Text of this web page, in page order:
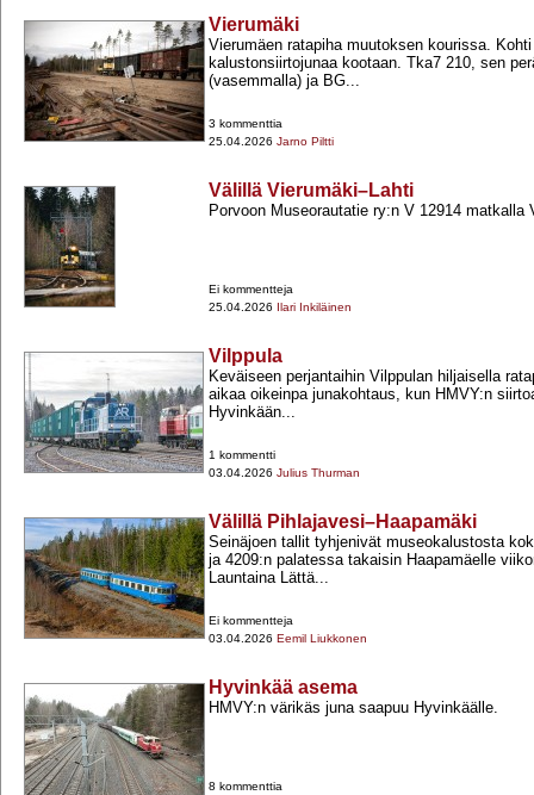
Vierumäki
Vierumäen ratapiha muutoksen kourissa.
kalustonsiirtojunaa kootaan. Tka7 210, sen
(vasemmalla) ja BG...
3 kommenttia
25.04.2026 Jarno Piltti
Välillä Vierumäki–Lahti
Porvoon Museorautatie ry:n V 12914 matkalla
Ei kommentteja
25.04.2026 Ilari Inkiläinen
Vilppula
Keväiseen perjantaihin Vilppulan hiljaisella
aikaa oikeinpa junakohtaus, kun HMVY:n
Hyvinkään...
1 kommentti
03.04.2026 Julius Thurman
Välillä Pihlajavesi–Haapamäki
Seinäjoen tallit tyhjenivät museokalustosta
ja 4209:n palatessa takaisin Haapamäelle
Launtaina Lättä...
Ei kommentteja
03.04.2026 Eemil Liukkonen
Hyvinkää asema
HMVY:n värikäs juna saapuu Hyvinkäälle.
8 kommenttia